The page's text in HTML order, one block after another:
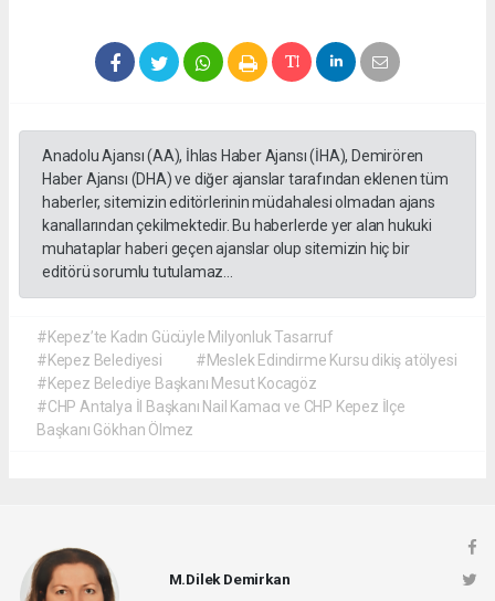
Anadolu Ajansı (AA), İhlas Haber Ajansı (İHA), Demirören
Haber Ajansı (DHA) ve diğer ajanslar tarafından eklenen tüm
haberler, sitemizin editörlerinin müdahalesi olmadan ajans
kanallarından çekilmektedir. Bu haberlerde yer alan hukuki
muhataplar haberi geçen ajanslar olup sitemizin hiç bir
editörü sorumlu tutulamaz...
#Kepez’te Kadın Gücüyle Milyonluk Tasarruf
#Kepez Belediyesi
#Meslek Edindirme Kursu dikiş atölyesi
#Kepez Belediye Başkanı Mesut Kocagöz
#CHP Antalya İl Başkanı Nail Kamacı ve CHP Kepez İlçe
Başkanı Gökhan Ölmez
M.Dilek Demirkan